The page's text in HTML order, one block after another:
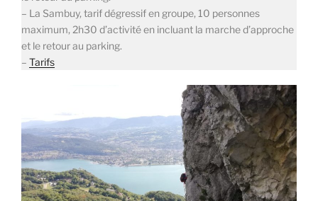
– La Sambuy, tarif dégressif en groupe, 10 personnes
maximum, 2h30 d’activité en incluant la marche d’approche
et le retour au parking.
– Tarifs